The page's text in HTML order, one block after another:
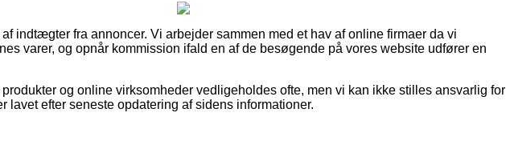
indtægter fra annoncer. Vi arbejder sammen med et hav af online firmaer da vi
varer, og opnår kommission ifald en af de besøgende på vores website udfører en
og online virksomheder vedligeholdes ofte, men vi kan ikke stilles ansvarlig for
lavet efter seneste opdatering af sidens informationer.